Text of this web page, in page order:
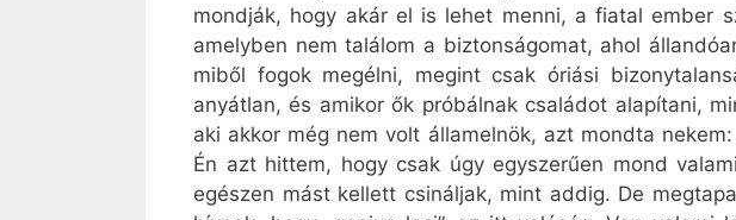
mondják, hogy akár el is lehet menni, a fiatal ember
amelyben nem találom a biztonságomat, ahol
miből fogok megélni, megint csak óriási
anyátlan, és amikor ők próbálnak családot alapítani,
aki akkor még nem volt államelnök, azt mondta
Én azt hittem, hogy csak úgy egyszerűen mond
egészen mást kellett csináljak, mint addig. De